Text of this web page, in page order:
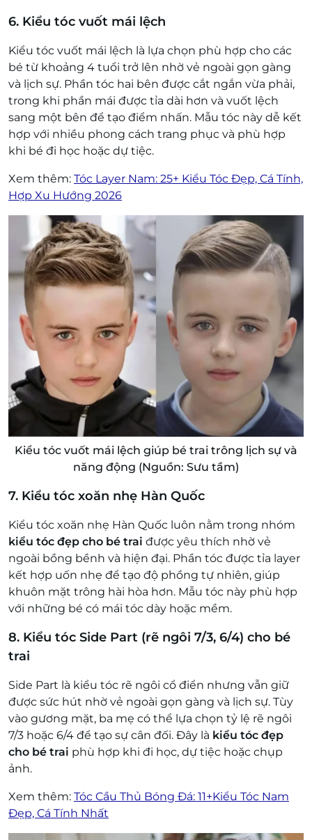
6. Kiểu tóc vuốt mái lệch
Kiểu tóc vuốt mái lệch là lựa chọn phù hợp cho các
bé từ khoảng 4 tuổi trở lên nhờ vẻ ngoài gọn gàng
và lịch sự. Phần tóc hai bên được cắt ngắn vừa phải,
trong khi phần mái được tỉa dài hơn và vuốt lệch
sang một bên để tạo điểm nhấn. Mẫu tóc này dễ kết
hợp với nhiều phong cách trang phục và phù hợp
khi bé đi học hoặc dự tiệc.
Xem thêm: Tóc Layer Nam: 25+ Kiểu Tóc Đẹp, Cá Tính,
Hợp Xu Hướng 2026
Kiểu tóc vuốt mái lệch giúp bé trai trông lịch sự và
năng động (Nguồn: Sưu tầm)
7. Kiểu tóc xoăn nhẹ Hàn Quốc
Kiểu tóc xoăn nhẹ Hàn Quốc luôn nằm trong nhóm
kiểu tóc đẹp cho bé trai được yêu thích nhờ vẻ
ngoài bồng bềnh và hiện đại. Phần tóc được tỉa layer
kết hợp uốn nhẹ để tạo độ phồng tự nhiên, giúp
khuôn mặt trông hài hòa hơn. Mẫu tóc này phù hợp
với những bé có mái tóc dày hoặc mềm.
8. Kiểu tóc Side Part (rẽ ngôi 7/3, 6/4) cho bé
trai
Side Part là kiểu tóc rẽ ngôi cổ điển nhưng vẫn giữ
được sức hút nhờ vẻ ngoài gọn gàng và lịch sự. Tùy
vào gương mặt, ba mẹ có thể lựa chọn tỷ lệ rẽ ngôi
7/3 hoặc 6/4 để tạo sự cân đối. Đây là kiểu tóc đẹp
cho bé trai phù hợp khi đi học, dự tiệc hoặc chụp
ảnh.
Xem thêm: Tóc Cầu Thủ Bóng Đá: 11+Kiểu Tóc Nam
Đẹp, Cá Tính Nhất